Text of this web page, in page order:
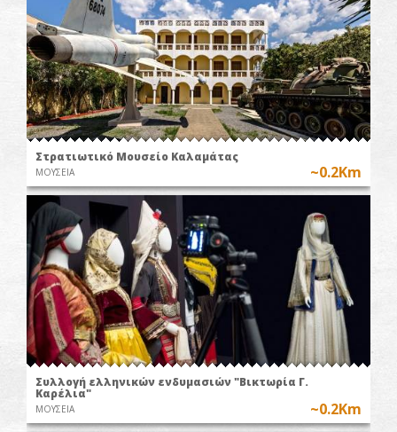
Στρατιωτικό Μουσείο Καλαμάτας
ΜΟΥΣΕΙΑ ~0.2Km
Συλλογή ελληνικών ενδυμασιών "Βικτωρία Γ.
Καρέλια"
ΜΟΥΣΕΙΑ ~0.2Km